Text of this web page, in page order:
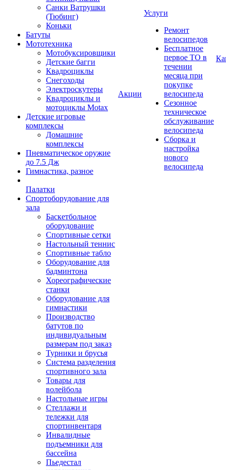
Санки Ватрушки
(Тюбинг)
Коньки
Батуты
Мототехника
Мотобуксировщики
Детские багги
Квадроциклы
Снегоходы
Электроскутеры
Квадроциклы и
мотоциклы Motax
Детские игровые
комплексы
Домашние
комплексы
Пневматическое оружие
до 7.5 Дж
Гимнастика, разное
Палатки
Спортоборудование для
зала
Баскетбольное
оборудование
Спортивные сетки
Настольный теннис
Спортивные табло
Оборудование для
бадминтона
Хореографические
станки
Оборудование для
гимнастики
Производство
батутов по
индивидуальным
размерам под заказ
Турники и брусья
Система разделения
спортивного зала
Товары для
волейбола
Настольные игры
Стеллажи и
тележки для
спортинвентаря
Инвалидные
подъемники для
бассейна
Пьедестал
Акции
Услуги
Ремонт
велосипедов
Бесплатное
первое ТО в
течении
месяца при
покупке
велосипеда
Сезонное
техническое
обслуживание
велосипеда
Сборка и
настройка
нового
велосипеда